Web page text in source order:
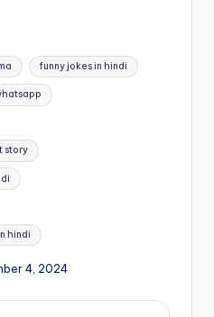
funny jokes in hindi
story
hindi
4, 2024